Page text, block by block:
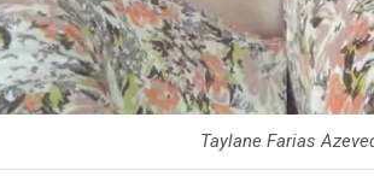
Taylane Farias